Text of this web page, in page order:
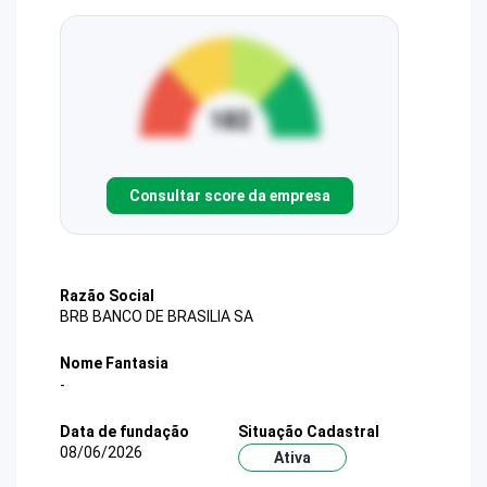
Consultar score da empresa
Razão Social
BRB BANCO DE BRASILIA SA
Nome Fantasia
-
Data de fundação
08/06/2026
Situação Cadastral
Ativa